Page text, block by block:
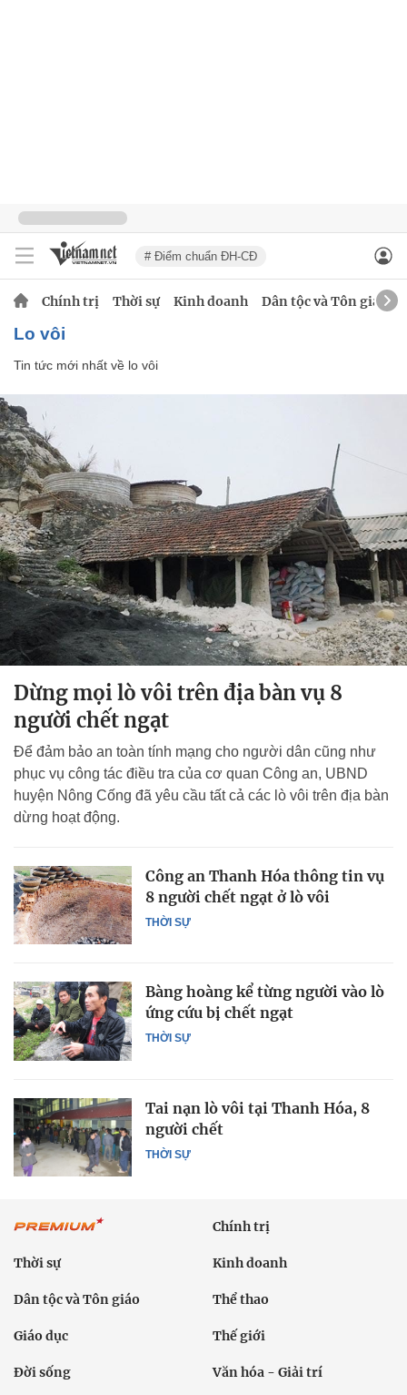
# Điểm chuẩn ĐH-CĐ
Chính trị Thời sự Kinh doanh Dân tộc và Tôn giáo
lo vôi
Tin tức mới nhất về lo vôi
Dừng mọi lò vôi trên địa bàn vụ 8
người chết ngạt
Để đảm bảo an toàn tính mạng cho người dân cũng như
phục vụ công tác điều tra của cơ quan Công an, UBND
huyện Nông Cống đã yêu cầu tất cả các lò vôi trên địa bàn
dừng hoạt động.
THỜI SỰ
Công an Thanh Hóa thông tin vụ
8 người chết ngạt ở lò vôi
THỜI SỰ
Bàng hoàng kể từng người vào lò
ứng cứu bị chết ngạt
THỜI SỰ
Tai nạn lò vôi tại Thanh Hóa, 8
người chết
Chính trị
Thời sự Kinh doanh
Dân tộc và Tôn giáo Thể thao
Giáo dục Thế giới
Đời sống Văn hóa - Giải trí